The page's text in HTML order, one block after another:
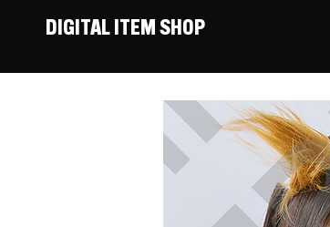
DIGITAL ITEM SHOP